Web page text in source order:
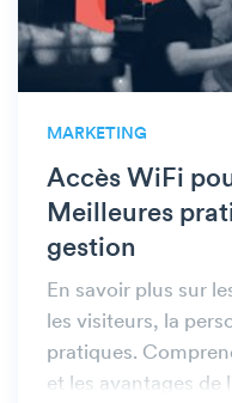
MARKETING
Accès WiFi
Meilleures
gestion
En savoir plus sur
les visiteurs, la
pratiques.
et les avantages